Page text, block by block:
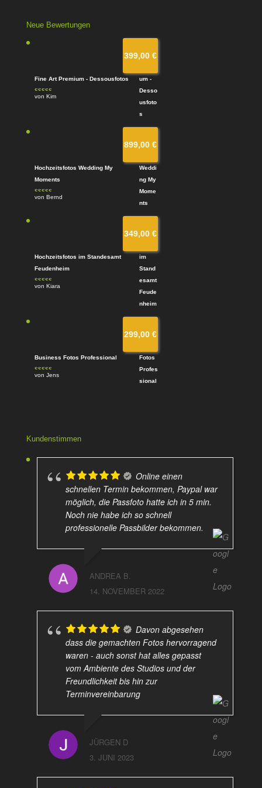
Neue Bewertungen
399,00 €
Fine Art Premium - Dessousfotos
Bewertet
von Kim
899,00 €
Hochzeitsfotos Wedding My
Moments
Bewertet
von Bernd
349,00 €
Hochzeitsfotos im Standesamt
Feudenheim
Bewertet
von Kiara
299,00 €
Business Fotos Professional
Bewertet mit
von Jens
Kundenstimmen
Online einen
schnellen Termin bekommen, Paypal war
möglich, die Passfoto hatte ich in 5 min.
Noch nie habe ich so schnell
professionelle Passbilder bekommen.
ANDREA B.
14. NOVEMBER 2022
Davon abgesehen
dass die gemachten Fotos hervorragend
waren - auch sonst hat alles gepasst
vom Ambiente des Studios und der
Freundlichkeit bis hin zur
Terminvereinbarung
JÜRGEN D
3. JUNI 2023